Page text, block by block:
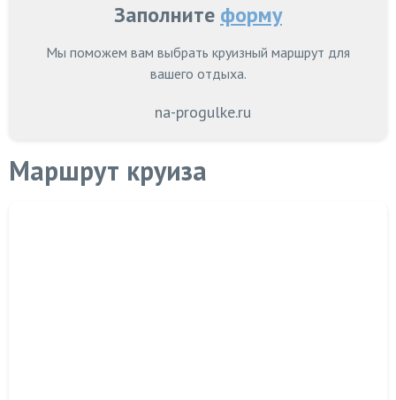
Заполните форму
Мы поможем вам выбрать круизный маршрут для
вашего отдыха.
na-progulke.ru
Маршрут круиза